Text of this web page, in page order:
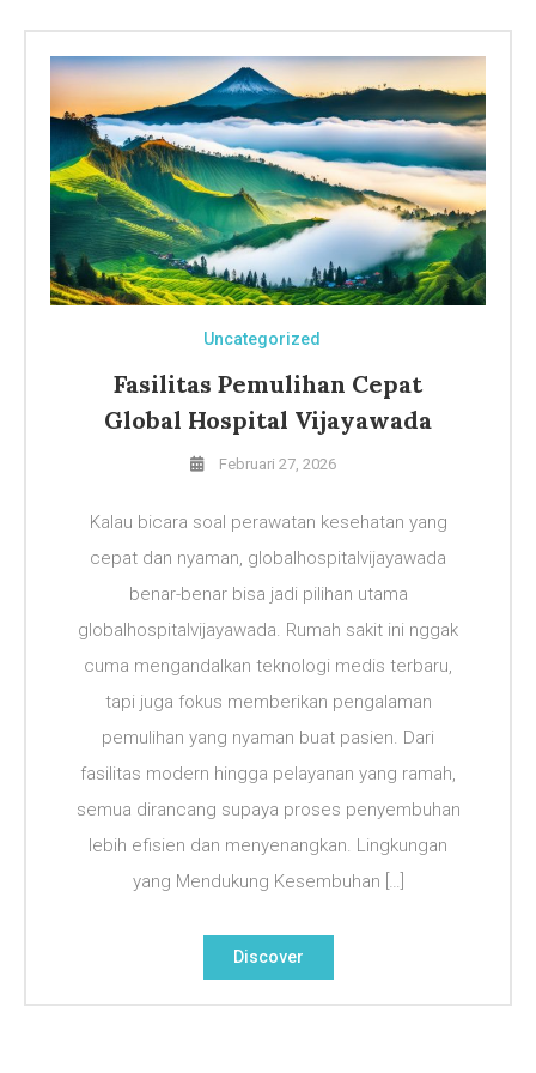
Uncategorized
Fasilitas Pemulihan Cepat
Global Hospital Vijayawada
Februari 27, 2026
Kalau bicara soal perawatan kesehatan yang
cepat dan nyaman, globalhospitalvijayawada
benar-benar bisa jadi pilihan utama
globalhospitalvijayawada. Rumah sakit ini nggak
cuma mengandalkan teknologi medis terbaru,
tapi juga fokus memberikan pengalaman
pemulihan yang nyaman buat pasien. Dari
fasilitas modern hingga pelayanan yang ramah,
semua dirancang supaya proses penyembuhan
lebih efisien dan menyenangkan. Lingkungan
yang Mendukung Kesembuhan […]
Discover